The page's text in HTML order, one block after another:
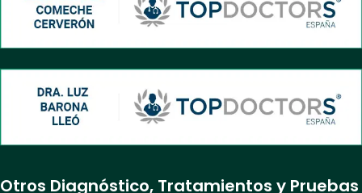
Otros Diagnóstico, Tratamientos y Pruebas